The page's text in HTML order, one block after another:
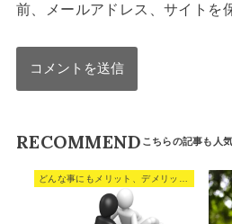
前、メールアドレス、サイトを
RECOMMEND